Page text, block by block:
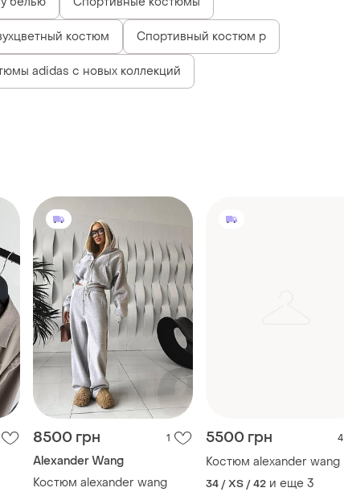
костюм Спортивный костюм p
adidas с новых коллекций
8500 грн 1
Alexander Wang
Костюм alexander wang
5500 грн 4
Костюм alexander wang
34 / XS / 42 и еще 3